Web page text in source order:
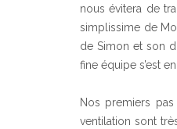
nous évitera de
simplissime de
de Simon et son
fine équipe s’est
Nos premiers
ventilation sont